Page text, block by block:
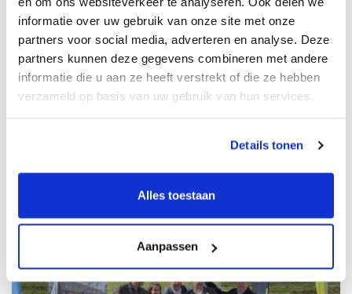
informatie over uw gebruik van onze site met onze
partners voor social media, adverteren en analyse. Deze
partners kunnen deze gegevens combineren met andere
informatie die u aan ze heeft verstrekt of die ze hebben
verzameld op basis van uw gebruik van hun services.
Details tonen
Alles toestaan
Aanpassen
uit de water, bouw -en installatiesector samen in
Amersfoort voor de lancering van het manifest
Waterzuinige Wijken. Met dit manifest roepen de meer
dan 65 partners van de Bouwtafel Waterzuinige Wijken op
tot actie om samen bouwen aan waterzuinige wijken van
de toekomst. Hiermee beoogt de Bouwtafel een